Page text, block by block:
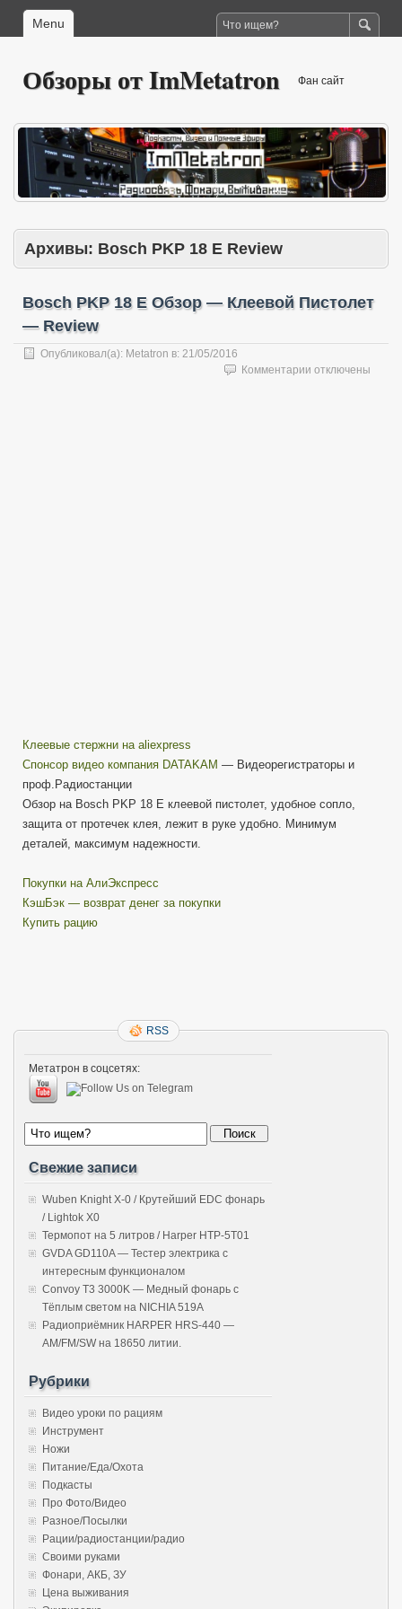
Menu
Обзоры от ImMetatron Фан сайт
Архивы: Bosch PKP 18 E Review
Bosch PKP 18 E Обзор — Клеевой Пистолет
— Review
Опубликовал(а): Metatron в: 21/05/2016
Комментарии котключены
Клеевые стержни на aliexpress
Cпонсор видео компания DATAKAM — Видеорегистраторы и
проф.Радиостанции
Обзор на Bosch PKP 18 E клеевой пистолет, удобное сопло,
защита от протечек клея, лежит в руке удобно. Минимум
деталей, максимум надежности.
Покупки на АлиЭкспресс
КэшБэк — возврат денег за покупки
Купить рацию
RSS
Метатрон в соцсетях:
Свежие записи
Wuben Knight X-0 / Крутейший EDC фонарь
/ Lightok X0
Термопот на 5 литров / Harper HTP-5T01
GVDA GD110A — Тестер электрика с
интересным функционалом
Convoy T3 3000K — Медный фонарь с
Тёплым светом на NICHIA 519A
Радиоприёмник HARPER HRS-440 —
AM/FM/SW на 18650 литии.
Рубрики
Видео уроки по рациям
Инструмент
Ножи
Питание/Еда/Охота
Подкасты
Про Фото/Видео
Разное/Посылки
Рации/радиостанции/радио
Своими руками
Фонари, АКБ, ЗУ
Цена выживания